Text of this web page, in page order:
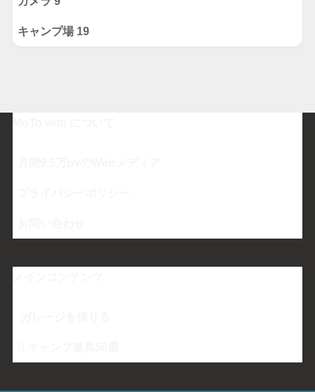
キャンプ場 19